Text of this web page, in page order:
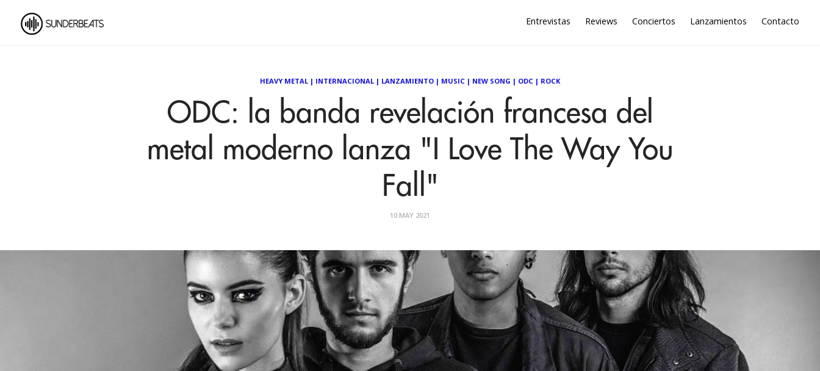
Entrevistas Reviews Conciertos Lanzamientos Contacto
HEAVY METAL | INTERNACIONAL | LANZAMIENTO | MUSIC | NEW SONG | ODC | ROCK
ODC: la banda revelación francesa del
metal moderno lanza "I Love The Way You
Fall"
10 MAY 2021